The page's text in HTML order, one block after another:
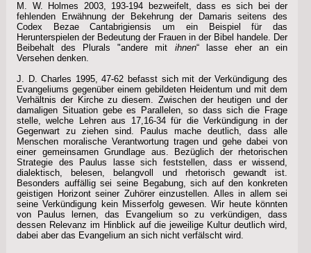
M. W. Holmes 2003, 193-194 bezweifelt, dass es sich bei der
fehlenden Erwähnung der Bekehrung der Damaris seitens des
Codex Bezae Cantabrigiensis um ein Beispiel für das
Herunterspielen der Bedeutung der Frauen in der Bibel handele. Der
Beibehalt des Plurals "andere mit ihnen“ lasse eher an ein
Versehen denken.
J. D. Charles 1995, 47-62 befasst sich mit der Verkündigung des
Evangeliums gegenüber einem gebildeten Heidentum und mit dem
Verhältnis der Kirche zu diesem. Zwischen der heutigen und der
damaligen Situation gebe es Parallelen, so dass sich die Frage
stelle, welche Lehren aus 17,16-34 für die Verkündigung in der
Gegenwart zu ziehen sind. Paulus mache deutlich, dass alle
Menschen moralische Verantwortung tragen und gehe dabei von
einer gemeinsamen Grundlage aus. Bezüglich der rhetorischen
Strategie des Paulus lasse sich feststellen, dass er wissend,
dialektisch, belesen, belangvoll und rhetorisch gewandt ist.
Besonders auffällig sei seine Begabung, sich auf den konkreten
geistigen Horizont seiner Zuhörer einzustellen. Alles in allem sei
seine Verkündigung kein Misserfolg gewesen. Wir heute könnten
von Paulus lernen, das Evangelium so zu verkündigen, dass
dessen Relevanz im Hinblick auf die jeweilige Kultur deutlich wird,
dabei aber das Evangelium an sich nicht verfälscht wird.